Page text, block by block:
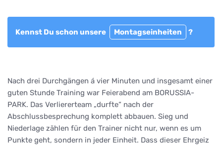
Kennst Du schon unsere Montagseinheiten ?
Nach drei Durchgängen á vier Minuten und insgesamt einer
guten Stunde Training war Feierabend am BORUSSIA-
PARK. Das Verliererteam „durfte“ nach der
Abschlussbesprechung komplett abbauen. Sieg und
Niederlage zählen für den Trainer nicht nur, wenn es um
Punkte geht, sondern in jeder Einheit. Dass dieser Ehrgeiz